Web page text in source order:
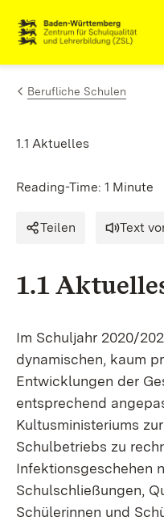
Skip to content
Link to homepage
Berufliche Schulen
1.1 Aktuelles
Reading-Time: 1 Minute
Teilen Text
1.1
Im Schuljahr 2020/
dynamischen, kaum
Entwicklungen der
entsprechend
Kultusministeriums
Schulbetriebs zu
Infektionsgeschehen
Schulschließungen,
Schülerinnen und